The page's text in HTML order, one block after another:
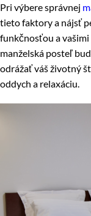
Pri výbere správnej
tieto faktory a nájsť
funkčnosťou a
manželská posteľ
odrážať váš životný
oddych a relaxáciu.